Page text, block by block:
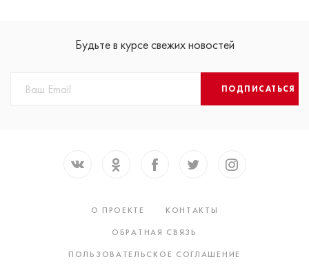
Будьте в курсе свежих новостей
ПОДПИСАТЬСЯ
О ПРОЕКТЕ
КОНТАКТЫ
ОБРАТНАЯ СВЯЗЬ
ПОЛЬЗОВАТЕЛЬСКОЕ СОГЛАШЕНИЕ